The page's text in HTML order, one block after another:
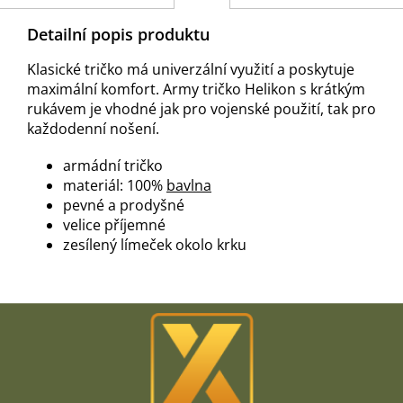
Detailní popis produktu
Klasické tričko má univerzální využití a poskytuje
maximální komfort. Army tričko Helikon s krátkým
rukávem je vhodné jak pro vojenské použití, tak pro
každodenní nošení.
armádní tričko
materiál: 100% bavlna
pevné a prodyšné
velice příjemné
zesílený límeček okolo krku
Z